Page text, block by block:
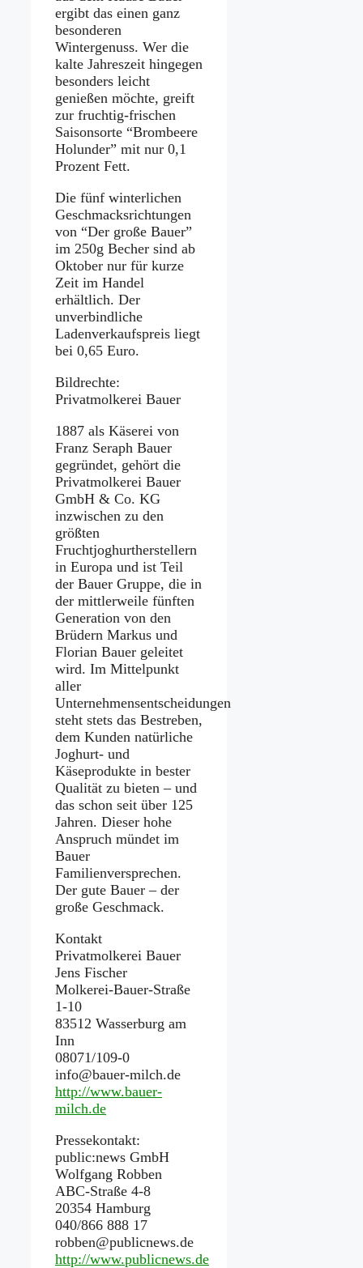
ergibt das einen ganz
besonderen
Wintergenuss. Wer die
kalte Jahreszeit hingegen
besonders leicht
genießen möchte, greift
zur fruchtig-frischen
Saisonsorte “Brombeere
Holunder” mit nur 0,1
Prozent Fett.
Die fünf winterlichen
Geschmacksrichtungen
von “Der große Bauer”
im 250g Becher sind ab
Oktober nur für kurze
Zeit im Handel
erhältlich. Der
unverbindliche
Ladenverkaufspreis liegt
bei 0,65 Euro.
Bildrechte:
Privatmolkerei Bauer
1887 als Käserei von
Franz Seraph Bauer
gegründet, gehört die
Privatmolkerei Bauer
GmbH & Co. KG
inzwischen zu den
größten
Fruchtjoghurtherstellern
in Europa und ist Teil
der Bauer Gruppe, die in
der mittlerweile fünften
Generation von den
Brüdern Markus und
Florian Bauer geleitet
wird. Im Mittelpunkt
aller
Unternehmensentscheidungen
steht stets das Bestreben,
dem Kunden natürliche
Joghurt- und
Käseprodukte in bester
Qualität zu bieten – und
das schon seit über 125
Jahren. Dieser hohe
Anspruch mündet im
Bauer
Familienversprechen.
Der gute Bauer – der
große Geschmack.
Kontakt
Privatmolkerei Bauer
Jens Fischer
Molkerei-Bauer-Straße
1-10
83512 Wasserburg am
Inn
08071/109-0
info@bauer-milch.de
http://www.bauer-
milch.de
Pressekontakt:
public:news GmbH
Wolfgang Robben
ABC-Straße 4-8
20354 Hamburg
040/866 888 17
robben@publicnews.de
http://www.publicnews.de